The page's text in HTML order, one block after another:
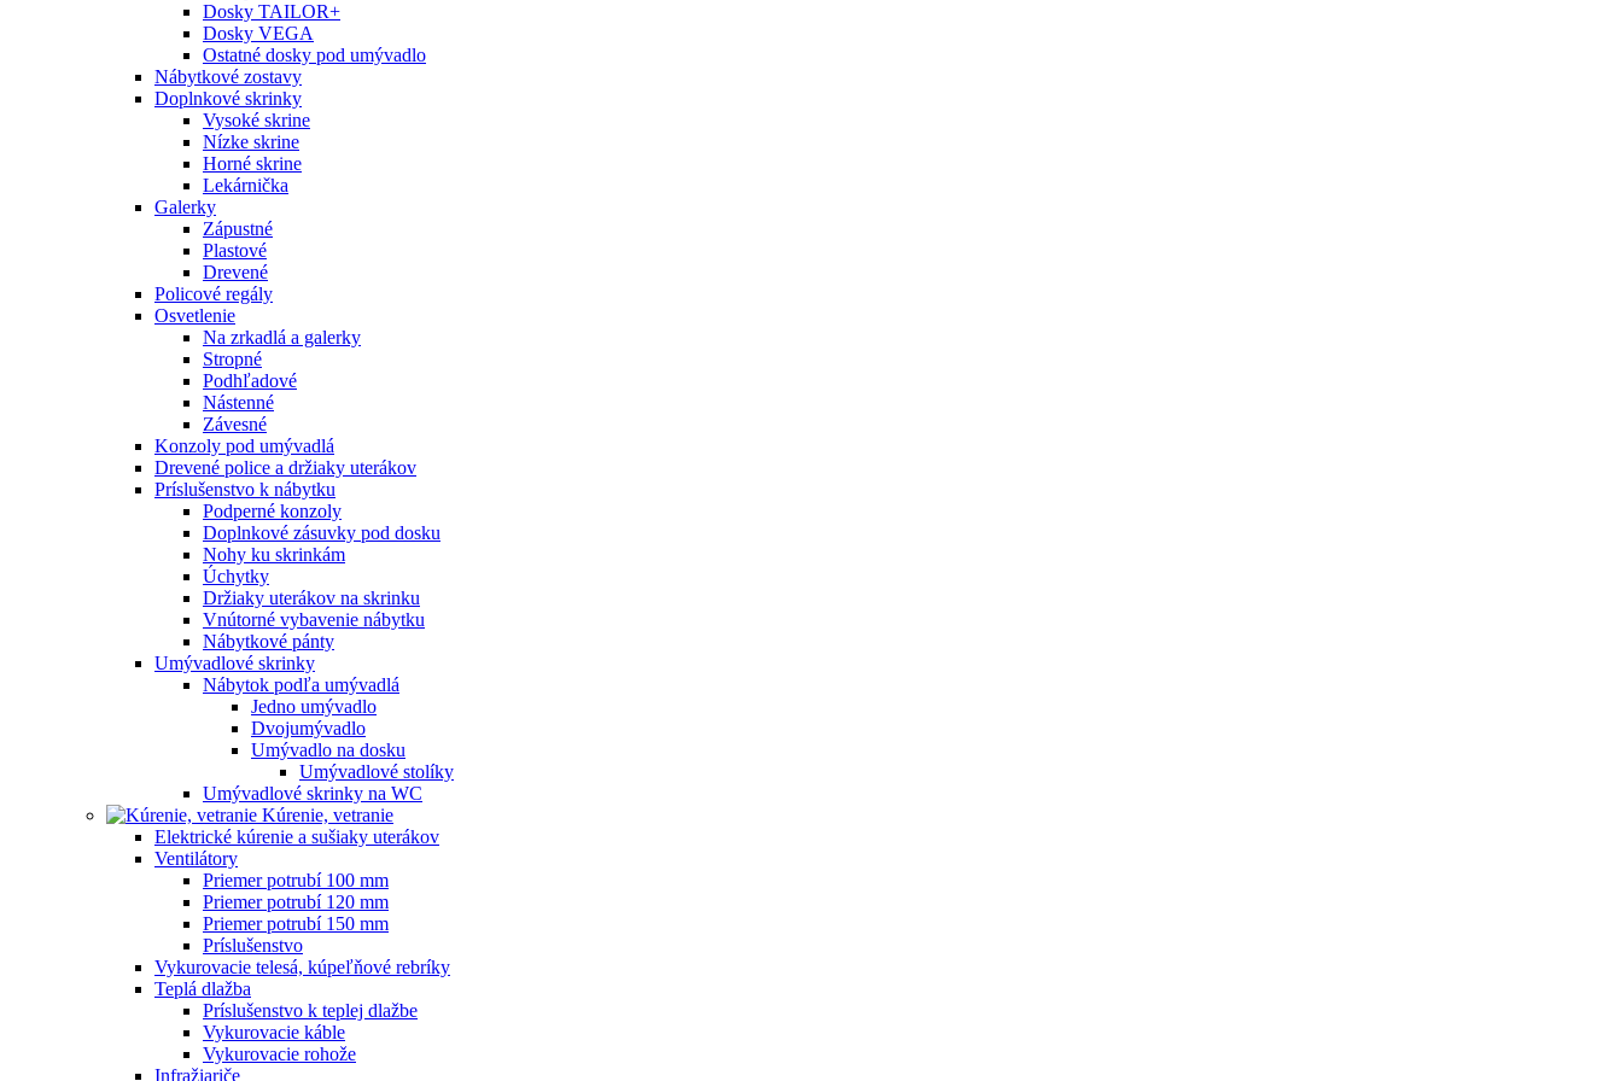
Dosky TAILOR+
Dosky VEGA
Ostatné dosky pod umývadlo
Nábytkové zostavy
Doplnkové skrinky
Vysoké skrine
Nízke skrine
Horné skrine
Lekárnička
Galerky
Zápustné
Plastové
Drevené
Policové regály
Osvetlenie
Na zrkadlá a galerky
Stropné
Podhľadové
Nástenné
Závesné
Konzoly pod umývadlá
Drevené police a držiaky uterákov
Príslušenstvo k nábytku
Podperné konzoly
Doplnkové zásuvky pod dosku
Nohy ku skrinkám
Úchytky
Držiaky uterákov na skrinku
Vnútorné vybavenie nábytku
Nábytkové pánty
Umývadlové skrinky
Nábytok podľa umývadlá
Jedno umývadlo
Dvojumývadlo
Umývadlo na dosku
Umývadlové stolíky
Umývadlové skrinky na WC
Kúrenie, vetranie
Elektrické kúrenie a sušiaky uterákov
Ventilátory
Priemer potrubí 100 mm
Priemer potrubí 120 mm
Priemer potrubí 150 mm
Príslušenstvo
Vykurovacie telesá, kúpeľňové rebríky
Teplá dlažba
Príslušenstvo k teplej dlažbe
Vykurovacie káble
Vykurovacie rohože
Infražiariče